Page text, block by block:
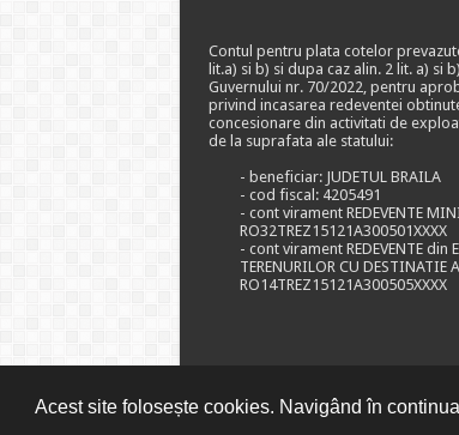
Acest site folosește cookies. Navigând în
Contul pentru plata cotelor
lit.a) si b) si dupa caz alin. 2 lit. a) si
Guvernului nr. 70/2022, pentru
privind incasarea redeventei
concesionare din activitati de
de la suprafata ale statului:
- beneficiar: JUDETUL BRAILA
- cod fiscal: 4205491
- cont virament REDEVENTE
RO32TREZ15121A300501XXXX
- cont virament REDEVENTE din
TERENURILOR CU DESTINATIE
RO14TREZ15121A300505XXXX
© CONSILIUL JUDETEAN BRAILA,